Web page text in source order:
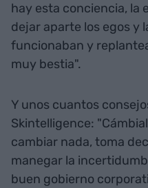
hay esta conciencia, la
dejar aparte los egos y
funcionaban y
muy bestia".
Y unos cuantos
Skintelligence:
cambiar nada, toma
manegar la
buen gobierno